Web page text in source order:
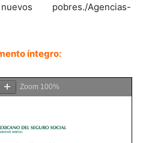
pobres./Agencias-
íntegro:
Zoom 100%